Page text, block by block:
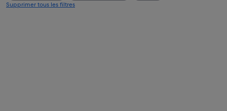
Supprimer tous les filtres